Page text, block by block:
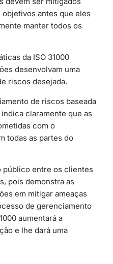
antes que eles
manter todos os
da ISO 31000
desenvolvam uma
riscos desejada.
de riscos baseada
claramente que as
com o
todas as partes do
público entre os clientes
pois demonstra as
em mitigar ameaças
de gerenciamento
aumentará a
e lhe dará uma